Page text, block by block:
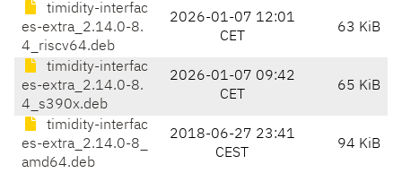
timidity-interfac
es-extra_2.14.0-8.
4_riscv64.deb
2026-01-07 12:01
CET
63 KiB
timidity-interfac
es-extra_2.14.0-8.
4_s390x.deb
2026-01-07 09:42
CET
65 KiB
timidity-interfac
es-extra_2.14.0-8_
amd64.deb
2018-06-27 23:41
CEST
94 KiB